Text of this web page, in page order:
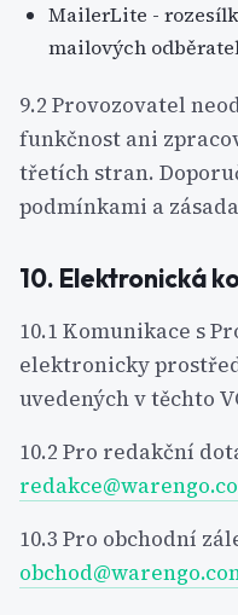
MailerLite -
mailových
9.2 Provozovatel
funkčnost ani
třetích stran.
podmínkami a
10. Elektronická
10.1 Komunikace s
elektronicky
uvedených v těchto
10.2 Pro redakční
10.3 Pro obchodní